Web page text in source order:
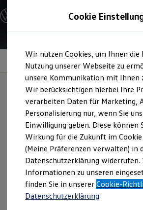
Hauptinhalt
springen
Footer
springen
Modelle & Konfigurator
Nutzfahrzeugkategorien
Modelle konfigurieren
Vorgängermodelle und
Vorgängermodelle
Oldtimer
Bulli Historie
Branchenlösungen &
Umbaulösungen und
Auf- und Umbauten
Groß- und Sonderkunden
Großkunden
Kommunen & Behörden
Journalisten
Sportvereine
Branchenlösungen
Bau & Handwerk
Gewerbliche
Service & mobile
Kurier, Logistik & Handel
DasEU-
So einfach finden Sie heraus,
Eigenschaften ein Reifen hat
Das EU-Reifenlabel ist für alle
und gilt seit 2012. Ab dem 1. Mai 2021
neues Design bekommen und
Cookie
Wir nutzen Cookies, um Ihnen die
Nutzung unserer Webseite zu
unsere Kommunikation mit Ihnen
Wir berücksichtigen hierbei Ihre
verarbeiten Daten für Marketing,
Personalisierung nur, wenn Sie
Einwilligung geben. Diese können
Wirkung für die Zukunft im
(Meine Präferenzen verwalten) in
Datenschutzerklärung widerrufen.
Informationen zu unseren
finden Sie in unsererCookie-
Datenschutzerklärung.